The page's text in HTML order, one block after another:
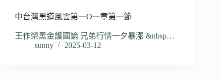
中台灣黑道風雲第一O一章第一節
王作榮黑金護國論 兄弟行情一夕暴漲 &nbsp…
sunny
2025-03-12